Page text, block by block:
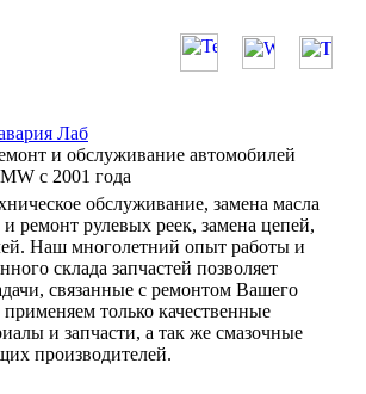
Лаб
и обслуживание автомобилей
с 2001 года
обслуживание, замена масла
ремонт рулевых реек, замена цепей,
Наш многолетний опыт работы и
склада запчастей позволяет
связанные с ремонтом Вашего
только качественные
и запчасти, а так же смазочные
производителей.